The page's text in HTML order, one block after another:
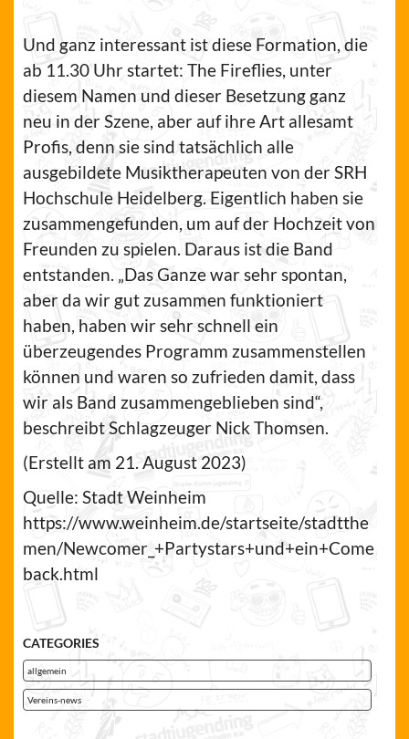
Und ganz interessant ist diese Formation, die
ab 11.30 Uhr startet: The Fireflies, unter
diesem Namen und dieser Besetzung ganz
neu in der Szene, aber auf ihre Art allesamt
Profis, denn sie sind tatsächlich alle
ausgebildete Musiktherapeuten von der SRH
Hochschule Heidelberg. Eigentlich haben sie
zusammengefunden, um auf der Hochzeit von
Freunden zu spielen. Daraus ist die Band
entstanden. „Das Ganze war sehr spontan,
aber da wir gut zusammen funktioniert
haben, haben wir sehr schnell ein
überzeugendes Programm zusammenstellen
können und waren so zufrieden damit, dass
wir als Band zusammengeblieben sind“,
beschreibt Schlagzeuger Nick Thomsen.
(Erstellt am 21. August 2023)
Quelle: Stadt Weinheim
https://www.weinheim.de/startseite/stadtthe
men/Newcomer_+Partystars+und+ein+Come
back.html
CATEGORIES
allgemein
Vereins-news